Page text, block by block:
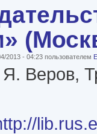
2013 - 04:23 пользователем
Веров,